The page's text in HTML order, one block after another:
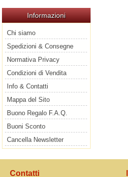
Informazioni
Chi siamo
Spedizioni & Consegne
Normativa Privacy
Condizioni di Vendita
Info & Contatti
Mappa del Sito
Buono Regalo F.A.Q.
Buoni Sconto
Cancella Newsletter
Contatti